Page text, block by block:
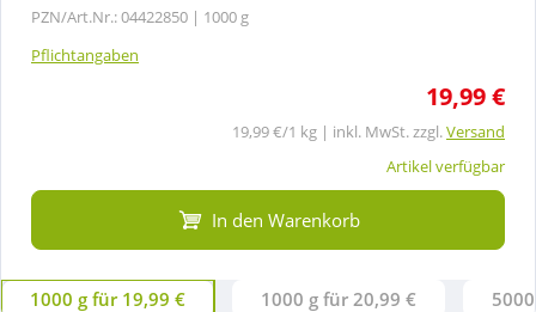
PZN/Art.Nr.: 04422850 | 1000 g
Pflichtangaben
19,99 €
19,99 €/1 kg | inkl. MwSt. zzgl.Versand
Artikel verfügbar
In den Warenkorb
1000 g für 19,99 € 1000 g für 20,99 €